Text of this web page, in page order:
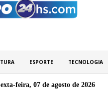
ESPORTE TECNOLOGIA
feira, 07 de agosto de 2026